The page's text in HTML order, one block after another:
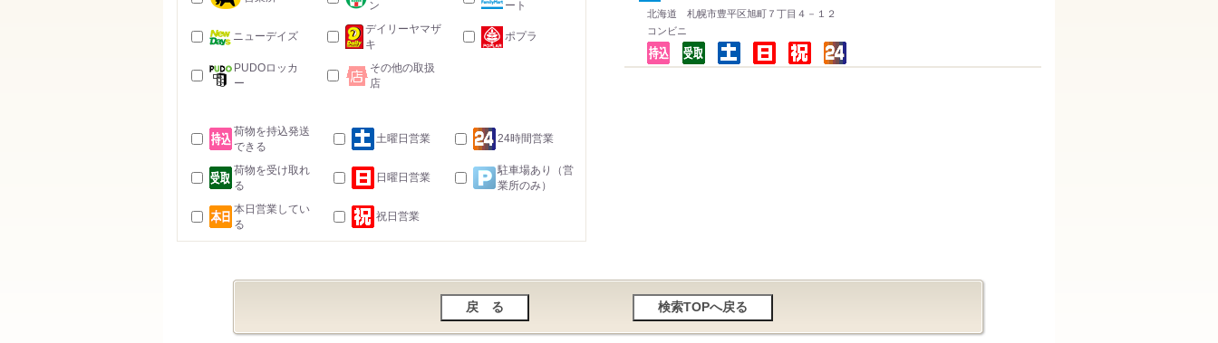
北海道 札幌市豊平区旭町７丁目４－１２
コンビニ
ン
ート
ニューデイズ
デイリーヤマザ
キ
ポプラ
PUDOロッカ
ー
その他の取扱
店
荷物を持込発送
できる
土曜日営業 24時間営業
荷物を受け取れ
る
日曜日営業
駐車場あり（営
業所のみ）
本日営業してい
る
祝日営業